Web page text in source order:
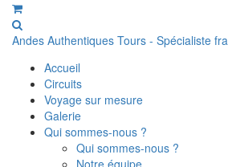
Andes Authentiques Tours - Spécialiste
Accueil
Circuits
Voyage sur mesure
Galerie
Qui sommes-nous ?
Qui sommes-nous ?
Notre équipe